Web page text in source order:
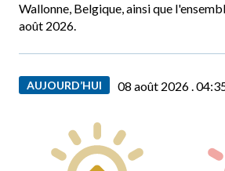
Wallonne, Belgique, ainsi que
août 2026.
AUJOURD’HUI 08 août 2026 .